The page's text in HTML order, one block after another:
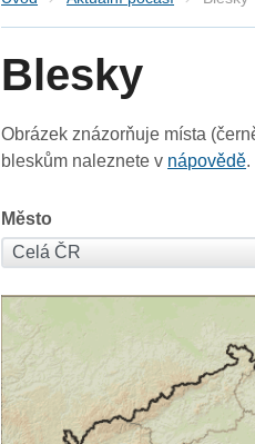
Blesky
Obrázek znázorňuje místa
bleskům naleznete v nápovědě.
Město